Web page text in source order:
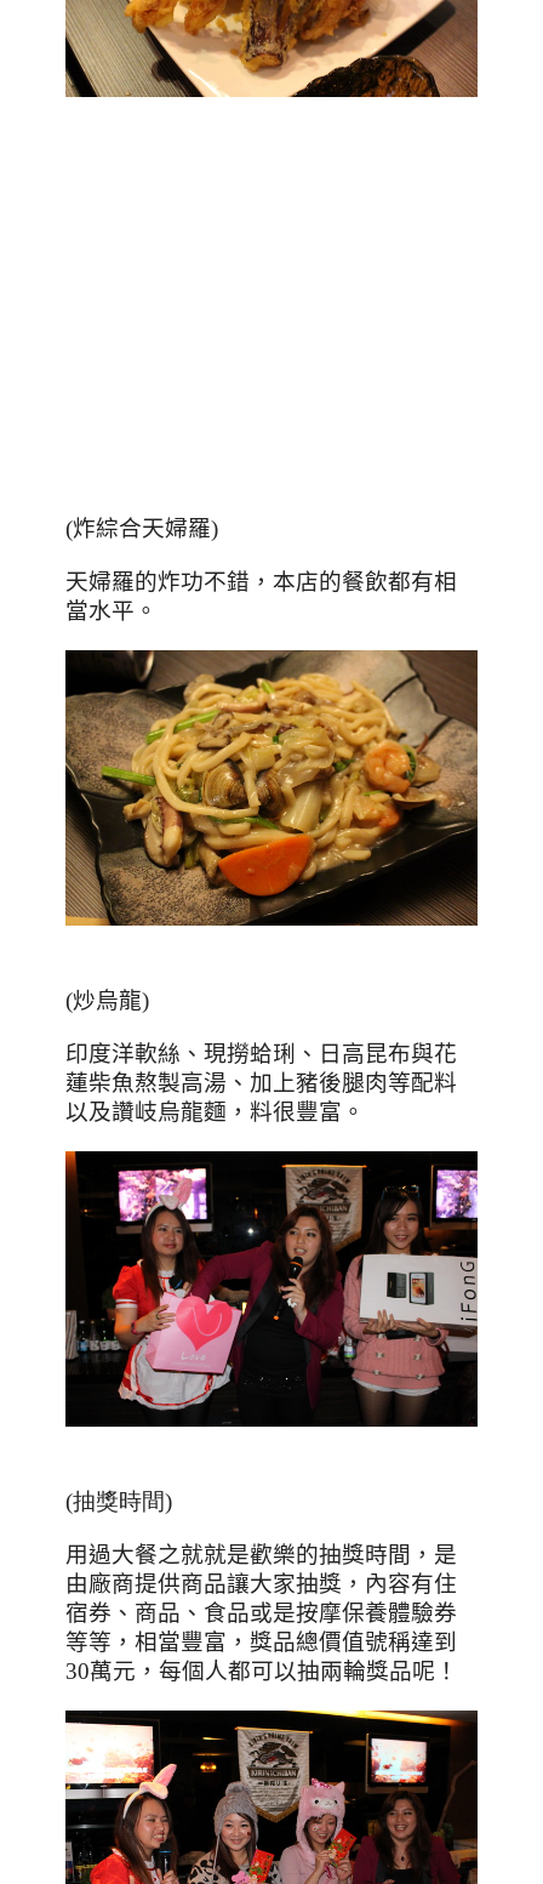
(炸綜合天婦羅)
天婦羅的炸功不錯，本店的餐飲都有相
當水平。
(炒烏龍)
印度洋軟絲、現撈蛤琍、日高昆布與花
蓮柴魚熬製高湯、加上豬後腿肉等配料
以及讚岐烏龍麵，料很豐富。
(抽獎時間)
用過大餐之就就是歡樂的抽獎時間，是
由廠商提供商品讓大家抽獎，內容有住
宿券、商品、食品或是按摩保養體驗券
等等，相當豐富，獎品總價值號稱達到
30萬元，每個人都可以抽兩輪獎品呢！